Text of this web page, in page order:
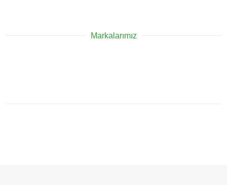
Markalarımız